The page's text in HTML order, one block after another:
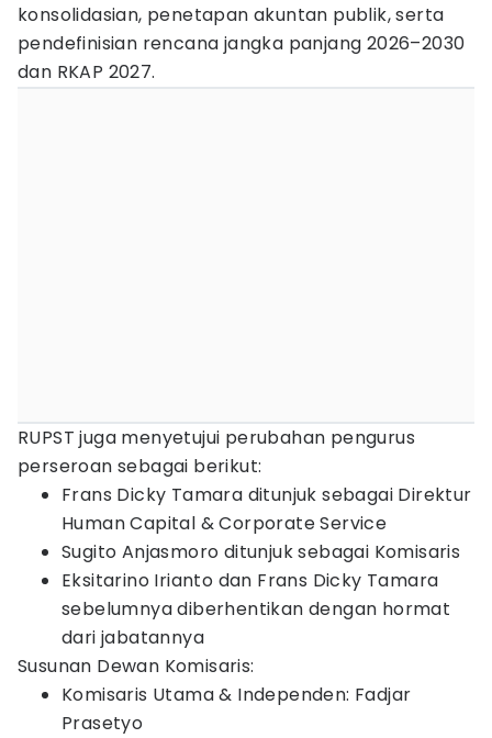
konsolidasian, penetapan akuntan publik, serta
pendefinisian rencana jangka panjang 2026–2030
dan RKAP 2027.
RUPST juga menyetujui perubahan pengurus
perseroan sebagai berikut:
Frans Dicky Tamara ditunjuk sebagai Direktur
Human Capital & Corporate Service
Sugito Anjasmoro ditunjuk sebagai Komisaris
Eksitarino Irianto dan Frans Dicky Tamara
sebelumnya diberhentikan dengan hormat
dari jabatannya
Susunan Dewan Komisaris:
Komisaris Utama & Independen: Fadjar
Prasetyo